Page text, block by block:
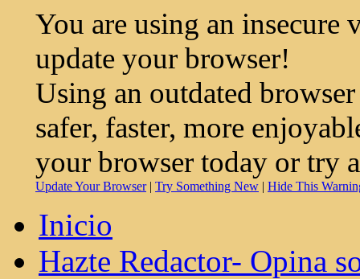
You are using an insecure
update your browser!
Using an outdated
safer, faster, more
your browser today or try
Update Your Browser| Try Something New | Hide This
Inicio
Hazte Redactor- Opina